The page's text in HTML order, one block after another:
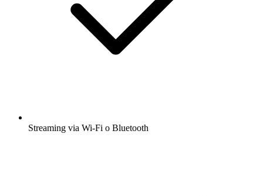
Streaming via Wi-Fi o Bluetooth